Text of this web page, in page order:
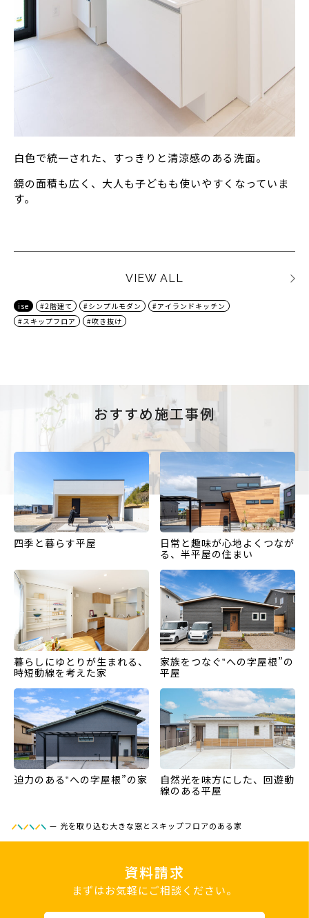
白色で統一された、すっきりと清涼感のある洗面。
鏡の面積も広く、大人も子どもも使いやすくなっていま
す。
VIEW ALL
ise #2階建て #シンプルモダン
#アイランドキッチン
#スキップフロア
#吹き抜け
おすすめ施工事例
四季と暮らす平屋
日常と趣味が心地よくつなが
る、半平屋の住まい
暮らしにゆとりが生まれる、
時短動線を考えた家
家族をつなぐ‟への字屋根”の
平屋
迫力のある‟への字屋根”の家
自然光を味方にした、回遊動
線のある平屋
— 光を取り込む大きな窓とスキップフロアのある家
資料請求
まずはお気軽にご相談ください。